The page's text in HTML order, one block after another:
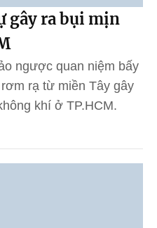
gây ra bụi mịn
ngược quan niệm bấy
rạ từ miền Tây gây
khí ở TP.HCM.